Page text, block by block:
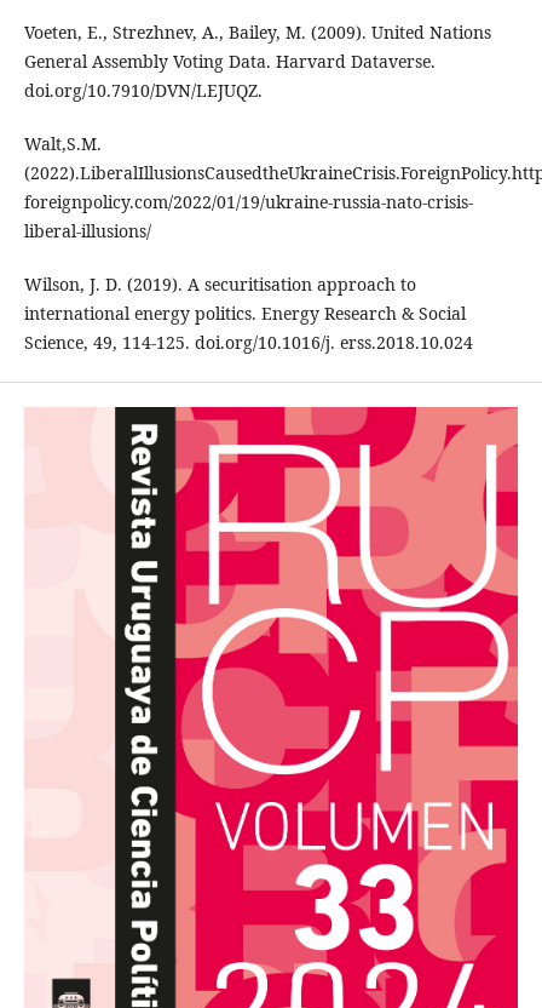
Voeten, E., Strezhnev, A., Bailey, M. (2009). United Nations
General Assembly Voting Data. Harvard Dataverse.
doi.org/10.7910/DVN/LEJUQZ.
Walt,S.M.
foreignpolicy.com/2022/01/19/ukraine-russia-nato-crisis-
liberal-illusions/
Wilson, J. D. (2019). A securitisation approach to
international energy politics. Energy Research & Social
Science, 49, 114-125. doi.org/10.1016/j. erss.2018.10.024